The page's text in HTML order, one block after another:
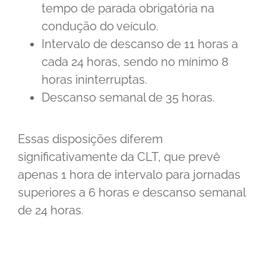
tempo de parada obrigatória na
condução do veículo.
Intervalo de descanso de 11 horas a
cada 24 horas, sendo no mínimo 8
horas ininterruptas.
Descanso semanal de 35 horas.
Essas disposições diferem
significativamente da CLT, que prevê
apenas 1 hora de intervalo para jornadas
superiores a 6 horas e descanso semanal
de 24 horas.